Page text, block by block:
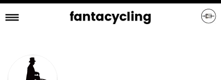
Skip
to
main